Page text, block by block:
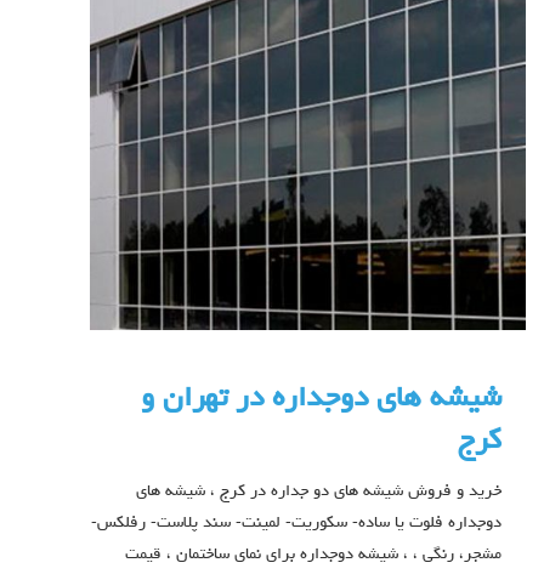
شیشه های دوجداره در تهران و
کرج
خرید و فروش شیشه های دو جداره در کرج ، شیشه های
دوجداره فلوت یا ساده- سکوریت- لمینت- سند پلاست- رفلکس-
مشجر، رنگی ، ، شیشه دوجداره برای نمای ساختمان ، قیمت